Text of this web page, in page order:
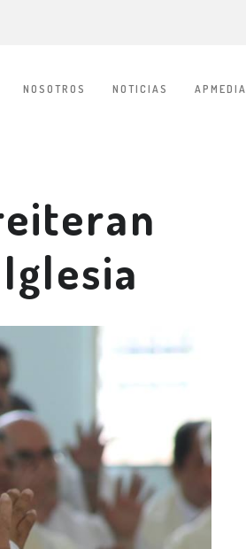
NOSOTROS NOTICIAS APMEDIA